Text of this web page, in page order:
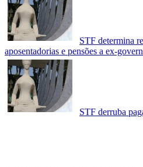
STF determina
aposentadorias e pensões a ex-
STF derruba